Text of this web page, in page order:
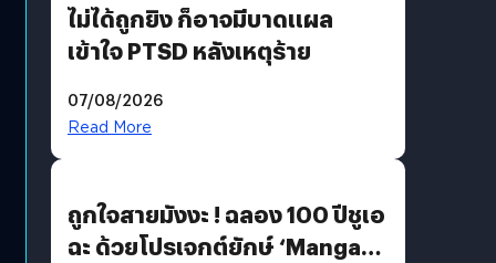
ไม่ได้ถูกยิง ก็อาจมีบาดแผล
เข้าใจ PTSD หลังเหตุร้าย
07/08/2026
Read More
ถูกใจสายมังงะ ! ฉลอง 100 ปีชูเอ
ฉะ ด้วยโปรเจกต์ยักษ์ ‘Manga